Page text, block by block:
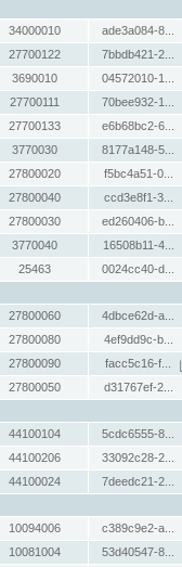
34000010 ade3a084-8...
27700122 7bbdb421-2...
3690010 04572010-1...
27700111 70bee932-1...
27700133 e6b68bc2-6...
3770030 8177a148-5...
27800020 f5bc4a51-0...
27800040 ccd3e8f1-3...
27800030 ed260406-b...
3770040 16508b11-4...
25463 0024cc40-d...
27800060 4dbce62d-a...
27800080 4ef9dd9c-b...
27800090 facc5c16-f...
27800050 d31767ef-2...
44100104 5cdc6555-8...
44100206 33092c28-2...
44100024 7deedc21-2...
10094006 c389c9e2-a...
10081004 53d40547-8...